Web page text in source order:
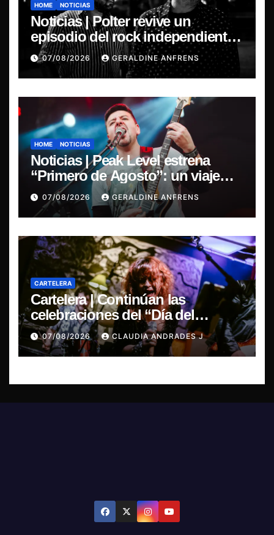
HOME NOTICIAS
Noticias | Polter revive un
episodio del rock independiente
chileno con el lanzamiento de
“Esencial 2001–2026”
07/08/2026 GERALDINE ANFRENS
HOME NOTICIAS
Noticias | Peak Level estrena
“Primero de Agosto”: un viaje
sonoro por el duelo y la memoria.
07/08/2026 GERALDINE ANFRENS
CARTELERA
Cartelera | Continúan las
celebraciones del “Día del
Blues”, La Rox se presentará este
sábado en Concepción
07/08/2026 CLAUDIA ANDRADES J